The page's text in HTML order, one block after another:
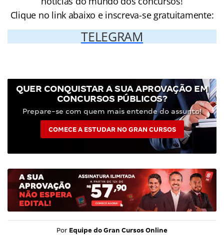
Clique no link abaixo e inscreva-se gratuitamente:
TELEGRAM
QUER CONQUISTAR A SUA APROVAÇÃO EM
CONCURSOS PÚBLICOS?
Prepare-se com quem mais entende do assunto!
COMECE A ESTUDAR NO GRAN CURSOS
Por Equipe do Gran Cursos Online